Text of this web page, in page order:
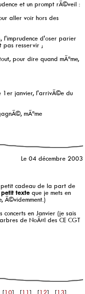
et un prompt rÃ©veil :
aller voir hors des
l'imprudence d'oser parier
pas resservir ;
pour dire quand mÃªme,
1er janvier, l'arrivÃ©e du
mÃªme
Le 04 décembre 2003
cadeau de la part de
petit texte que je mets en
Ã©videmment.)
en Janvier (je sais
de NoÃ«l des CE CGT
[10] [11] [12] [13]